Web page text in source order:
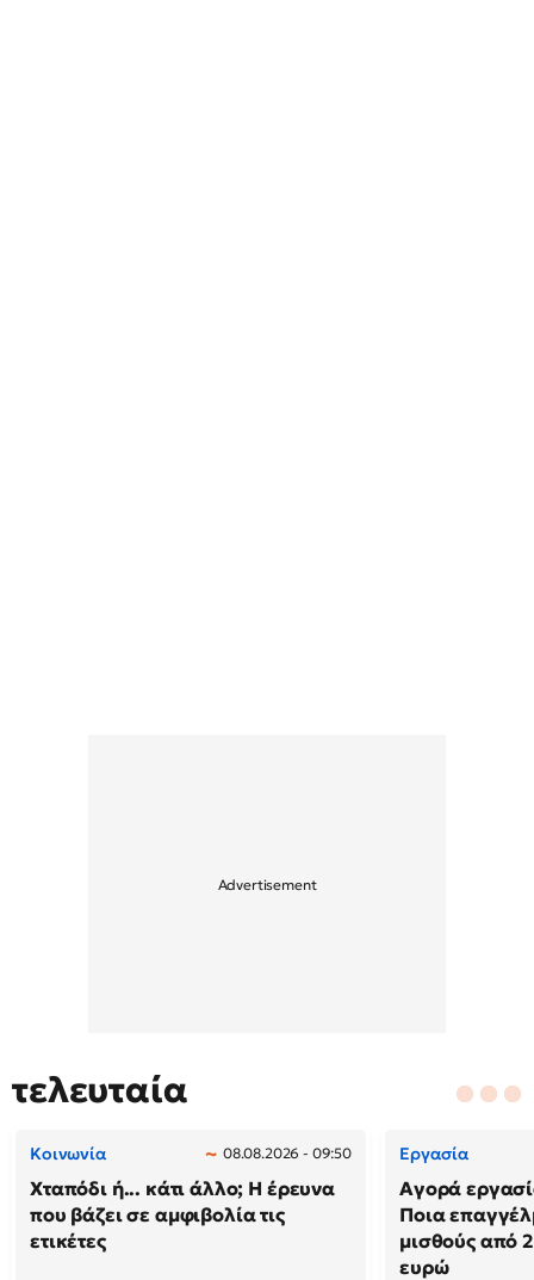
τελευταία
Κοινωνία 08.08.2026 - 09:50
Χταπόδι ή... κάτι άλλο; Η έρευνα
που βάζει σε αμφιβολία τις
ετικέτες
Εργασία
Αγορά
Ποια
μισθούς από
ευρώ